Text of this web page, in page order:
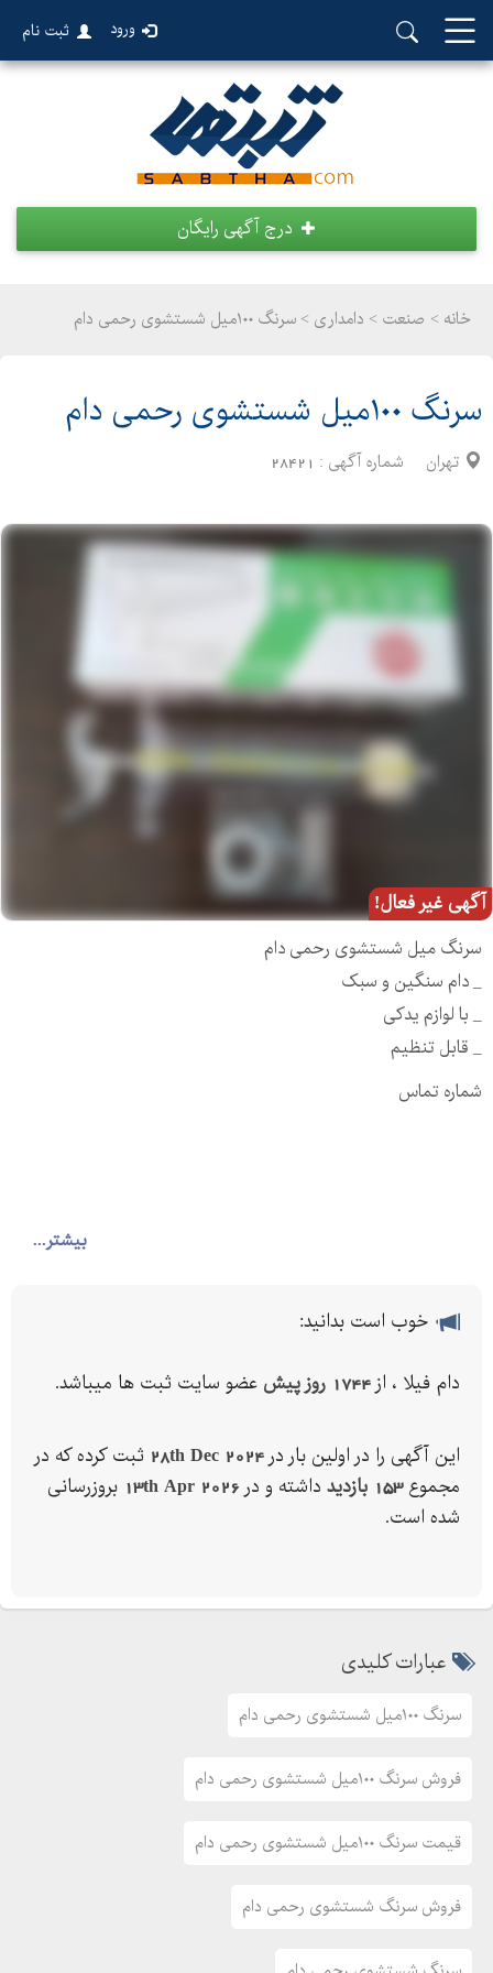
ورود ثبت نام
درج آگهی رایگان
خانه > صنعت > دامداری > سرنگ ۱۰۰میل شستشوی رحمی دام
سرنگ ۱۰۰میل شستشوی رحمی دام
تهران شماره آگهی : 28421
آگهی غیر فعال!
بیشتر...
سرنگ میل شستشوی رحمی دام
_ دام سنگین و سبک
_ با لوازم یدکی
_ قابل تنظیم
شماره تماس
خوب است بدانید:
دام فیلا ، از 1744 روز پیش عضو سایت ثبت ها میباشد.
این آگهی را در اولین بار در 28th Dec 2024 ثبت کرده که در
مجموع153 بازدید داشته و در 13th Apr 2026 بروزرسانی
شده است.
عبارات کلیدی
سرنگ ۱۰۰میل شستشوی رحمی دام
فروش سرنگ ۱۰۰میل شستشوی رحمی دام
قیمت سرنگ ۱۰۰میل شستشوی رحمی دام
فروش سرنگ شستشوی رحمی دام